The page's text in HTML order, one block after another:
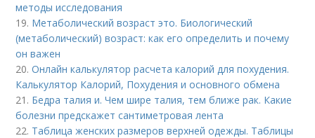
методы исследования
19. Метаболический возраст это. Биологический
(метаболический) возраст: как его определить и почему
он важен
20.Онлайн калькулятор расчета калорий для похудения.
Калькулятор Калорий, Похудения и основного обмена
21. Бедра талия и. Чем шире талия, тем ближе рак. Какие
болезни предскажет сантиметровая лента
22. Таблица женских размеров верхней одежды. Таблицы